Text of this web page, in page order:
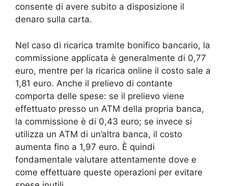
consente di avere subito a disposizione il
denaro sulla carta.
Nel caso di ricarica tramite bonifico bancario, la
commissione applicata è generalmente di 0,77
euro, mentre per la ricarica online il costo sale a
1,81 euro. Anche il prelievo di contante
comporta delle spese: se il prelievo viene
effettuato presso un ATM della propria banca,
la commissione è di 0,43 euro; se invece si
utilizza un ATM di un’altra banca, il costo
aumenta fino a 1,97 euro. È quindi
fondamentale valutare attentamente dove e
come effettuare queste operazioni per evitare